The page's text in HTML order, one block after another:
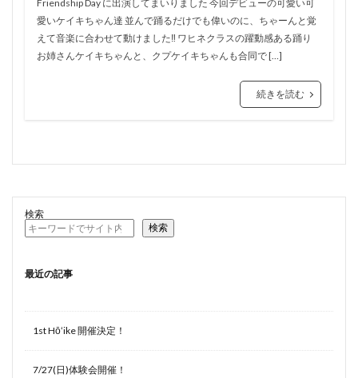
Friendship Day に出演してまいりました 今回デビューの可愛い可
愛いケイキちゃん達 並んで踊るだけでも偉いのに、ちゃーんと覚
えて音楽に合わせて動けました‼️ ワヒネクラスの躍動感ある踊り
お姉さんケイキちゃんと、クプケイキちゃんも合同で […]
続きを読む
検索
検索
最近の記事
1st Hōʻike 開催決定！
7/27(日)体験会開催！